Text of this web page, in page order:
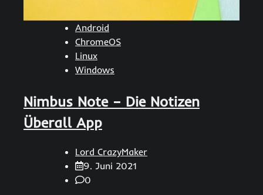
Android
ChromeOS
Linux
Windows
Nimbus Note – Die Notizen
Überall App
Lord CrazyMaker
9. Juni 2021
0